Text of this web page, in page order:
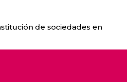
de sociedades en